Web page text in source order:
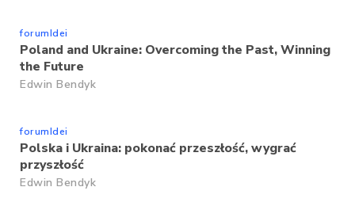
forumIdei
Poland and Ukraine: Overcoming the Past, Winning
the Future
Edwin Bendyk
forumIdei
Polska i Ukraina: pokonać przeszłość, wygrać
przyszłość
Edwin Bendyk